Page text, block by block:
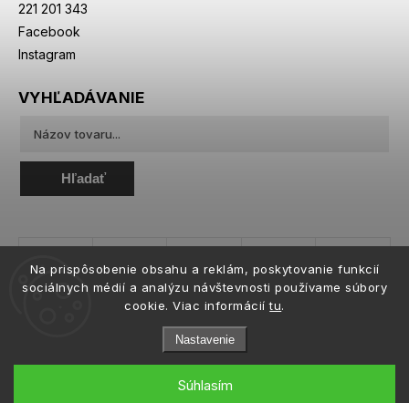
Na prispôsobenie obsahu a reklám, poskytovanie funkcií
sociálnych médií a analýzu návštevnosti používame súbory
cookie. Viac informáciítu.
Nastavenie
Súhlasím
221 201 343
Facebook
Instagram
VYHĽADÁVANIE
Hľadať
eiffeloptic.sk. Všetky práva vyhradené.